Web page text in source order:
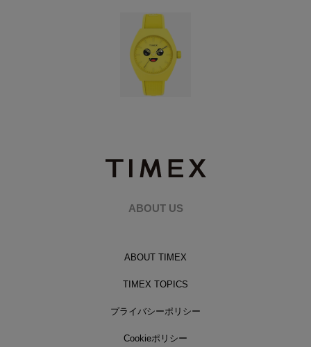
ABOUT US
ABOUT TIMEX
TIMEX TOPICS
プライバシーポリシー
Cookieポリシー